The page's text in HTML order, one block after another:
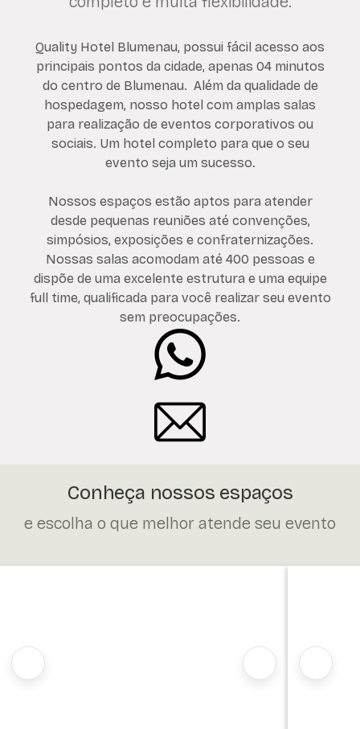
Quality Hotel Blumenau, possui fácil acesso aos
principais pontos da cidade, apenas 04 minutos
do centro de Blumenau. Além da qualidade de
hospedagem, nosso hotel com amplas salas
para realização de eventos corporativos ou
sociais. Um hotel completo para que o seu
evento seja um sucesso.
Nossos espaços estão aptos para atender
desde pequenas reuniões até convenções,
simpósios, exposições e confraternizações.
Nossas salas acomodam até 400 pessoas e
dispõe de uma excelente estrutura e uma equipe
full time, qualificada para você realizar seu evento
sem preocupações.
Conheça nossos espaços
e escolha o que melhor atende seu evento